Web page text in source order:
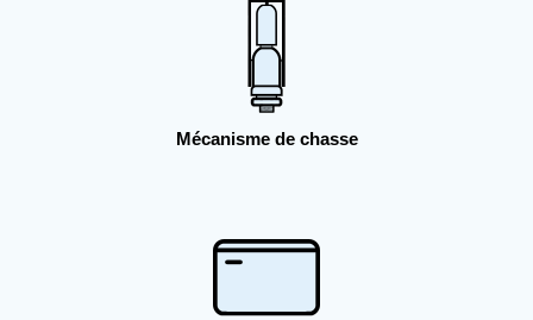
Mécanisme de chasse